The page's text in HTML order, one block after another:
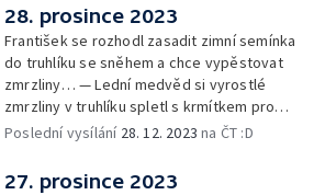
28. prosince 2023
František se rozhodl zasadit zimní semínka
do truhlíku se sněhem a chce vypěstovat
zmrzliny… — Lední medvěd si vyrostlé
zmrzliny v truhlíku spletl s krmítkem pro
medvědy… — Kompas od medvěda +
Poslední vysílání 28. 12. 2023 na ČT :D
27. prosince 2023